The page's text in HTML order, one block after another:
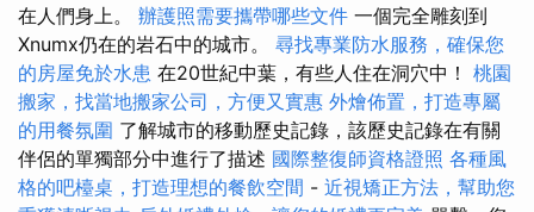
在人們身上。 辦護照需要攜帶哪些文件 一個完全雕刻到
Xnumx仍在的岩石中的城市。 尋找專業防水服務，確保您
的房屋免於水患 在20世紀中葉，有些人住在洞穴中！ 桃園
搬家，找當地搬家公司，方便又實惠 外燴佈置，打造專屬
的用餐氛圍 了解城市的移動歷史記錄，該歷史記錄在有關
伴侶的單獨部分中進行了描述 國際整復師資格證照 各種風
格的吧檯桌，打造理想的餐飲空間 - 近視矯正方法，幫助您